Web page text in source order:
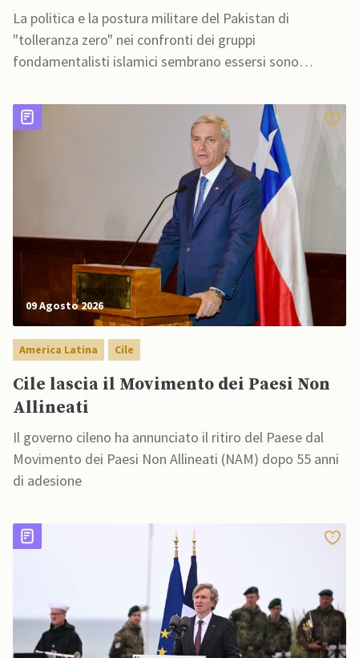
casi di blasfemia crollano”
La politica e la postura militare del Pakistan di
"tolleranza zero" nei confronti dei gruppi
fondamentalisti islamici sembrano essersi sono
di linciaggi legati alla blasfemia, hanno cominciato ad
essere assenti da tali rivolte
09 Agosto 2026
America Latina Cile
Cile lascia il Movimento dei Paesi Non
Allineati
Il governo cileno ha annunciato il ritiro del Paese dal
Movimento dei Paesi Non Allineati (NAM) dopo 55 anni
di adesione